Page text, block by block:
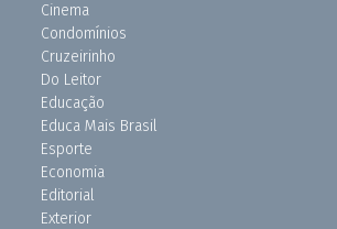
Cinema
Condomínios
Cruzeirinho
Do Leitor
Educação
Educa Mais Brasil
Esporte
Economia
Editorial
Exterior